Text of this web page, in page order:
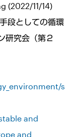
(2022/11/14)
段としての循環
研究会（第２
s
and
and